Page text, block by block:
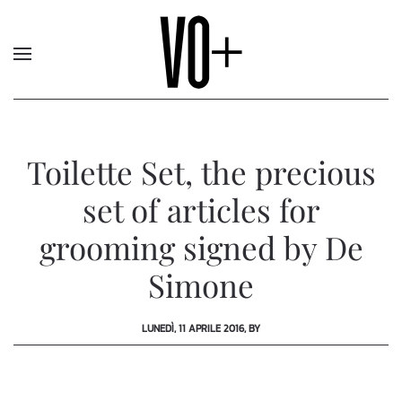
Toilette Set, the precious
set of articles for
grooming signed by De
Simone
LUNEDÌ, 11 APRILE 2016, BY